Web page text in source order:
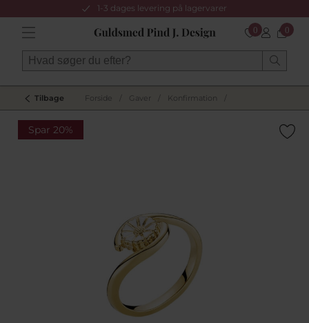
1-3 dages levering på lagervarer
0 0
Tilbage Forside Gaver Konfirmation
Spar 20%